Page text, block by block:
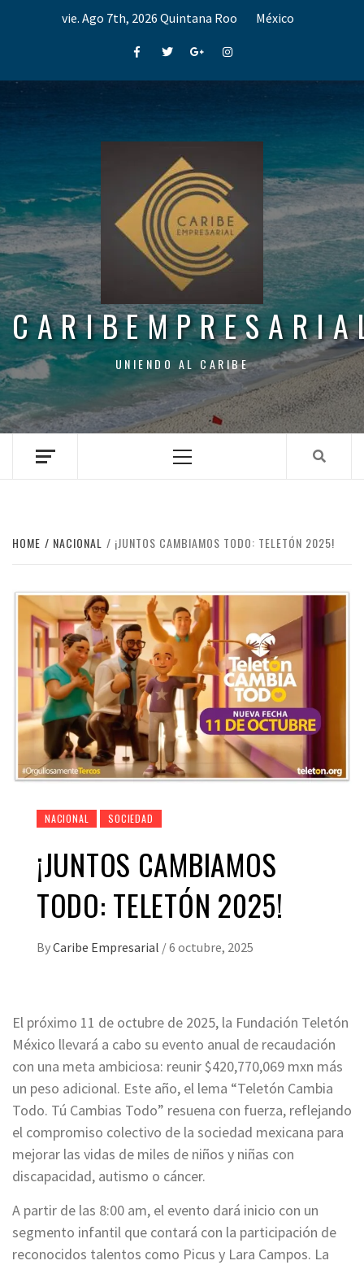
vie. Ago 7th, 2026 Quintana Roo México
FacebookTwitterGoogle+Instagram
UNIENDO AL CARIBE
Menu
HOME NACIONAL ¡JUNTOS CAMBIAMOS TODO: TELETÓN 2025!
NACIONAL SOCIEDAD
¡JUNTOS CAMBIAMOS
TODO: TELETÓN 2025!
ByCaribe Empresarial /6 octubre, 2025
El próximo 11 de octubre de 2025, la Fundación Teletón
México llevará a cabo su evento anual de recaudación
con una meta ambiciosa: reunir $420,770,069 mxn más
un peso adicional. Este año, el lema “Teletón Cambia
Todo. Tú Cambias Todo” resuena con fuerza, reflejando
el compromiso colectivo de la sociedad mexicana para
mejorar las vidas de miles de niños y niñas con
discapacidad, autismo o cáncer.
A partir de las 8:00 am, el evento dará inicio con un
segmento infantil que contará con la participación de
reconocidos talentos como Picus y Lara Campos. La